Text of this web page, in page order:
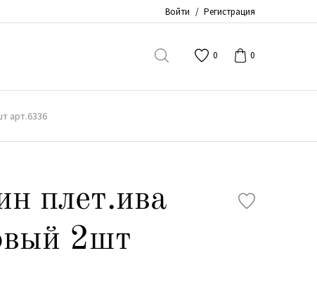
Войти / Регистрация
0 0
арт.6336
плет.ива
2шт